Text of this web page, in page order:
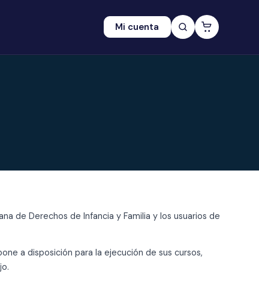
Mi cuenta
de Derechos de Infancia y Familia y los usuarios de
a disposición para la ejecución de sus cursos,